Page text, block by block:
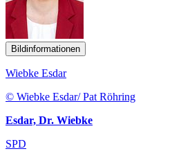
Bildinformationen
Wiebke Esdar
© Wiebke Esdar/ Pat Röhring
Esdar, Dr. Wiebke
SPD